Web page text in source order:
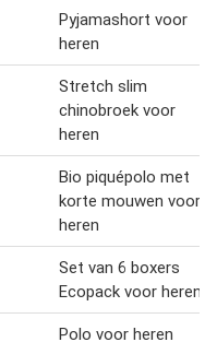
Pyjamashort voor
heren
Stretch slim
chinobroek voor
heren
Bio piquépolo met
korte mouwen voor
heren
Set van 6 boxers
Ecopack voor heren
Polo voor heren